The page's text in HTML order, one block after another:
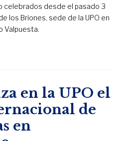
celebrados desde el pasado 3
los Briones, sede de la UPO en
Valpuesta.
en la UPO el
de
en